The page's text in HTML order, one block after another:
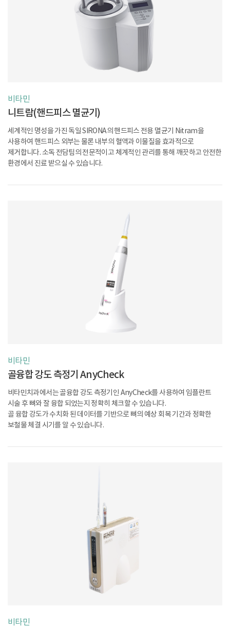
비타민
니트람(핸드피스 멸균기)
세계적인 명성을 가진 독일 SIRONA의 핸드피스 전용 멸균기 Nitram을
사용하여 핸드피스 외부는 물론 내부의 혈액과 이물질을 효과적으로
제거합니다. 소독 전담팀의 전문적이고 체계적인 관리를 통해 깨끗하고 안전한
환경에서 진료 받으실 수 있습니다.
비타민
골융합 강도 측정기 AnyCheck
비타민치과에서는 골융합 강도 측정기인 AnyCheck를 사용하여 임플란트
시술 후 뼈와 잘 융합 되었는지 정확히 체크할 수 있습니다.
골 융합 강도가 수치화 된 데이터를기반으로 뼈의 예상 회복 기간과 정확한
보철물 체결 시기를 알 수 있습니다.
비타민